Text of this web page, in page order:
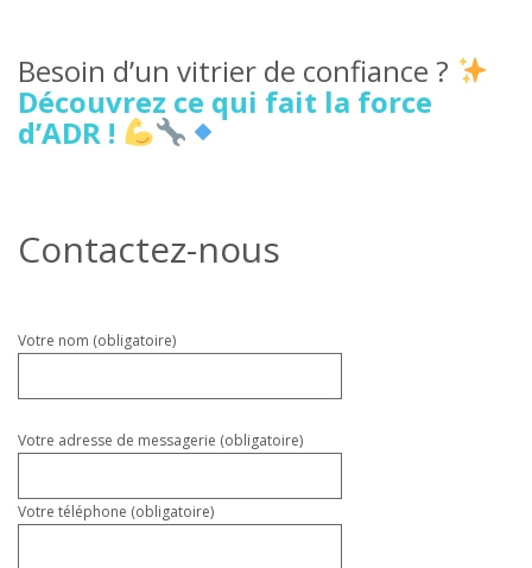
Besoin d’un vitrier de confiance ?
Découvrez ce qui fait la force
d’ADR !
Contactez-nous
Veuillez
vide.
Votre nom (obligatoire)
Votre adresse de messagerie (obligatoire)
Votre téléphone (obligatoire)